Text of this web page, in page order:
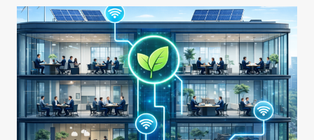
DUPLICAR
DISPONIBILIDAD
Y
MEJORAR
COLABORACIÓN
EN
SEDES
CORPORATIVAS